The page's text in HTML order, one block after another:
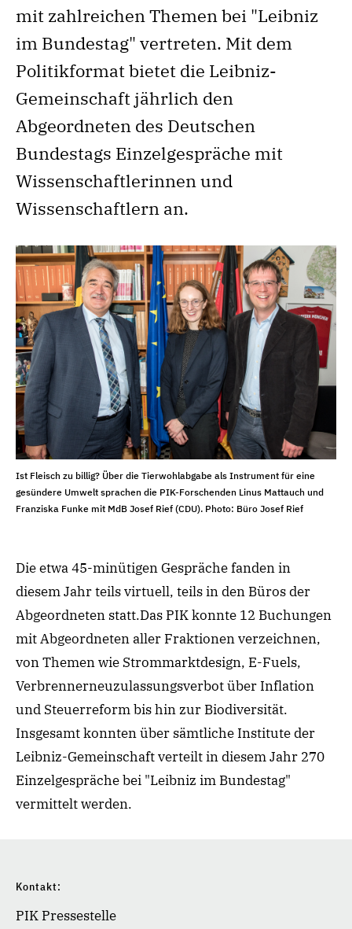
mit zahlreichen Themen bei "Leibniz
im Bundestag" vertreten. Mit dem
Politikformat bietet die Leibniz-
Gemeinschaft jährlich den
Abgeordneten des Deutschen
Bundestags Einzelgespräche mit
Wissenschaftlerinnen und
Wissenschaftlern an.
Ist Fleisch zu billig? Über die Tierwohlabgabe als Instrument für eine
gesündere Umwelt sprachen die PIK-Forschenden Linus Mattauch und
Franziska Funke mit MdB Josef Rief (CDU). Photo: Büro Josef Rief
Die etwa 45-minütigen Gespräche fanden in
diesem Jahr teils virtuell, teils in den Büros der
Abgeordneten statt.Das PIK konnte 12 Buchungen
mit Abgeordneten aller Fraktionen verzeichnen,
von Themen wie Strommarktdesign, E-Fuels,
Verbrennerneuzulassungsverbot über Inflation
und Steuerreform bis hin zur Biodiversität.
Insgesamt konnten über sämtliche Institute der
Leibniz-Gemeinschaft verteilt in diesem Jahr 270
Einzelgespräche bei "Leibniz im Bundestag"
vermittelt werden.
Kontakt:
PIK Pressestelle